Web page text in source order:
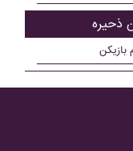
بازیکن